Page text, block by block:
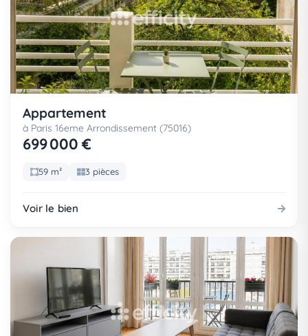
Appartement
à Paris 16eme Arrondissement (75016)
699 000 €
59 m² 3 pièces
Voir le bien